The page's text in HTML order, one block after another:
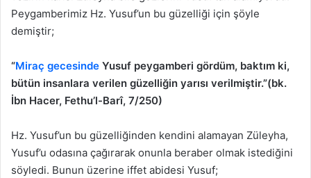
Peygamberimiz Hz. Yusuf’un bu güzelliği için şöyle
demiştir;
“Miraç gecesinde Yusuf peygamberi gördüm, baktım ki,
bütün insanlara verilen güzelliğin yarısı verilmiştir.”(bk.
İbn Hacer, Fethu’l-Barî, 7/250)
Hz. Yusuf’un bu güzelliğinden kendini alamayan Züleyha,
Yusuf’u odasına çağırarak onunla beraber olmak istediğini
söyledi. Bunun üzerine iffet abidesi Yusuf;